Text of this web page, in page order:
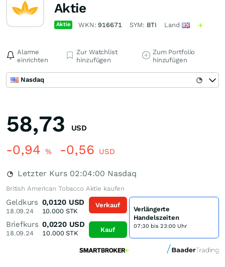
Aktie
Aktie WKN:916671 SYM: BTI Land
Alarme
einrichten
Zur Watchlist
hinzufügen
Zum Portfolio
hinzufügen
Nasdaq
58,73 USD
-0,94 % -0,56 USD
Letzter Kurs 02:04:00 Nasdaq
British American Tobacco Aktie kaufen
Geldkurs
18.09.24
0,0120 USD
10.000STK
Briefkurs
18.09.24
0,0220 USD
10.000STK
Verkauf
Kauf
Verlängerte
Handelszeiten
07:30 bis 23:00 Uhr